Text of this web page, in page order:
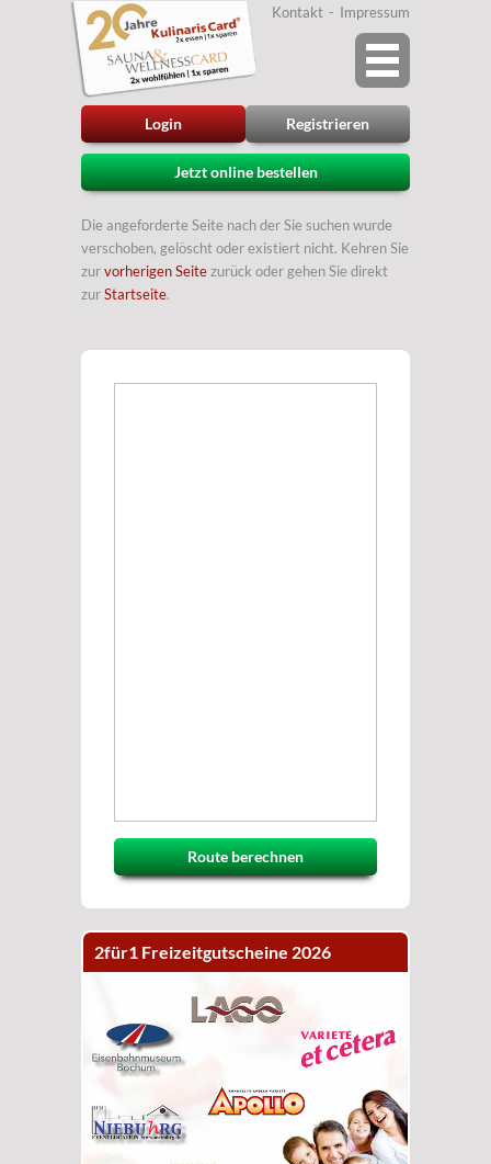
Login Registrieren
Kontakt Impressum
Jetzt online bestellen
Die angeforderte Seite nach der Sie suchen wurde
verschoben, gelöscht oder existiert nicht. Kehren Sie
zurvorherigen Seitezurück oder gehen Sie direkt
zurStartseite.
Route berechnen
2für1 Freizeitgutscheine 2026